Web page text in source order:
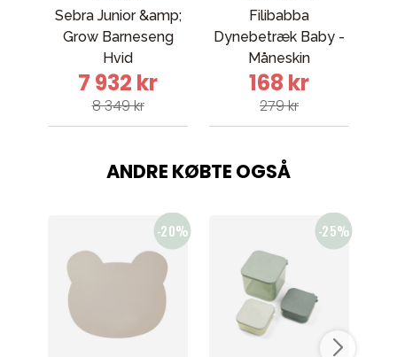
Sebra Junior &amp;
Grow Barneseng
Hvid
7 932 kr
8 349 kr
Filibabba
Dynebetræk Baby -
Måneskin
168 kr
279 kr
ANDRE KØBTE OGSÅ